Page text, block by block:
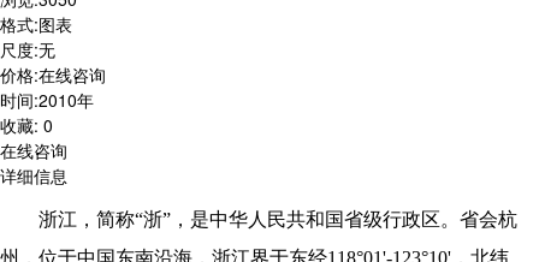
格式:图表
尺度:无
价格:在线咨询
时间:2010年
收藏: 0
在线咨询
详细信息
浙江，简称“浙”，是中华人民共和国省级行政区。省会杭
州，位于中国东南沿海，浙江界于东经118°01'-123°10' ，北纬